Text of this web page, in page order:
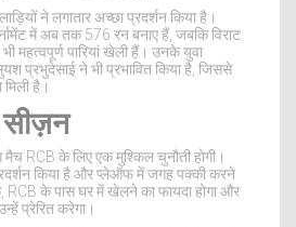
ने लगातार अच्छा प्रदर्शन किया है।
में अब तक 576 रन बनाए हैं, जबकि विराट
महत्वपूर्ण पारियां खेली हैं। उनके युवा
प्रभुदेसाई ने भी प्रभावित किया है, जिससे
है।
RCB के लिए एक मुश्किल चुनौती होगी।
किया है और प्लेऑफ में जगह पक्की करने
RCB के पास घर में खेलने का फायदा होगा और
प्रेरित करेगा।